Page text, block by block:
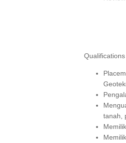
Qualifications
tanah,